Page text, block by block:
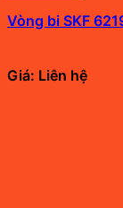
Vòng bi SKF
Giá: Liên hệ